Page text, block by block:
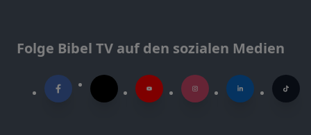
Folge Bibel TV auf den sozialen Medien